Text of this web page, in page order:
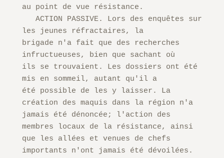
au point de vue résistance.
les jeunes réfractaires, la
brigade n'a fait que des recherches
infructueuses, bien que sachant où
ils se trouvaient. Les dossiers ont été
mis en sommeil, autant qu'il a
été possible de les y laisser. La
création des maquis dans la région n'a
jamais été dénoncée; l'action des
membres locaux de la résistance, ainsi
que les allées et venues de chefs
importants n'ont jamais été dévoilées.